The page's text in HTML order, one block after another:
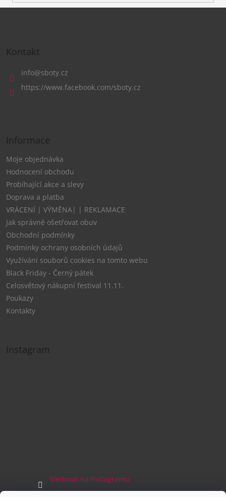
Kontakt
info@sboty.cz
https://www.facebook.com/sboty.cz
Informace
Moje objednávka
Hodnocení obchodu
Probíhající akce a slevy
Doprava a platba
VRÁCENÍ | VÝMĚNA| | REKLAMACE
Jak správně ošetřovat obuv
Obchodní podmínky
Podmínky ochrany osobních údajů
Využívání souborů cookies na tomto webu
Black Friday - Černý pátek
Celosvětový nákupní festival 11.11.
Poukazy
Kontakty
Instagram
Sledovat na Instagramu